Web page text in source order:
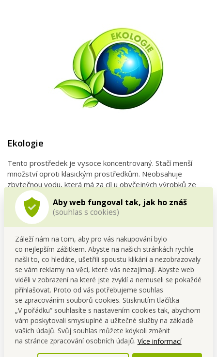
Aby web fungoval tak, jak ho znáš
(souhlas s cookies)
Záleží nám na tom, aby pro vás nakupování bylo
co nejlepším zážitkem. Abyste na našich stránkách rychle
našli to, co hledáte, ušetřili spoustu klikání a nezobrazovaly
se vám reklamy na věci, které vás nezajímají. Abyste web
viděli v zobrazení na které jste zvyklí a nemuseli se pokaždé
přihlašovat. Proto od vás potřebujeme souhlas
se zpracováním souborů cookies. Stisknutím tlačítka
„V pořádku“ souhlasíte s nastavením cookies tak, abychom
vám poskytovali smysluplné a užitečné služby na základě
vašich údajů. Svůj souhlas můžete kdykoli změnit
na stránce zpracování osobních údajů. Více informací
Ekologie
Tento prostředek je vysoce koncentrovaný. Stačí menší
množství oproti klasickým prostředkům. Neobsahuje
zbytečnou vodu, která má za cíl u obyčejných výrobků ze
supermarketu jen zvyšovat celkový objem tekutiny a
výhodnost produktu.
Díky menšímu plastovému odlehčenému obalu našeho
koncentrátu šetříš životní prostředí při následném
zpracování odpadových plastů. Ušetříš peníze za zbytečné
nadměrné plastové obaly ředěných prostředků a jejich
přepravu do supermarketu.
Díky tomu získáš jen koncetrovanou sílu, kterou skutečně
potřebuješ a využiješ
Vznikne menší množství odpadu
pro následnou recyklaci
plastů
Na zabalení našeho koncetrátu stačímenšíobal.
Menší obal při přepravě k tobě vyprodukujeméně emisí